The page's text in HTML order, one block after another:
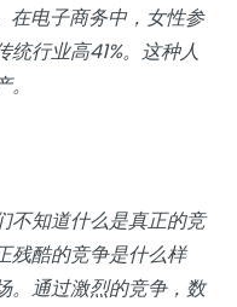
在电子商务中，女性参
行业高41%。这种人
不知道什么是真正的竞
残酷的竞争是什么样
。通过激烈的竞争，数